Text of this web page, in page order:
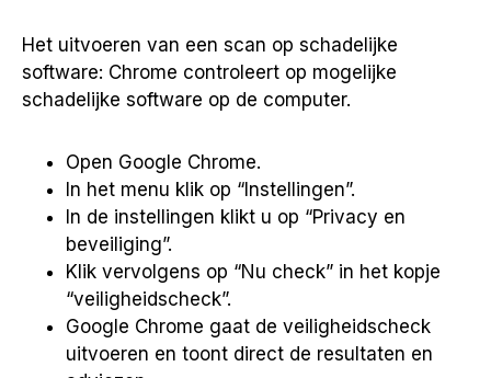
Het uitvoeren van een scan op schadelijke
software: Chrome controleert op mogelijke
schadelijke software op de computer.
Open Google Chrome.
In het menu klik op “Instellingen”.
In de instellingen klikt u op “Privacy en
beveiliging”.
Klik vervolgens op “Nu check” in het kopje
“veiligheidscheck”.
Google Chrome gaat de veiligheidscheck
uitvoeren en toont direct de resultaten en